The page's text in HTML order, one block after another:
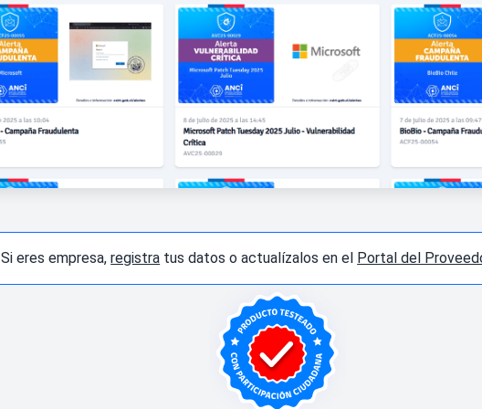
Si eres empresa,registra tus datos o actualízalos en el Portal del